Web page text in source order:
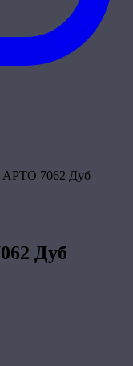
АРТО 7062 Дуб
Дуб